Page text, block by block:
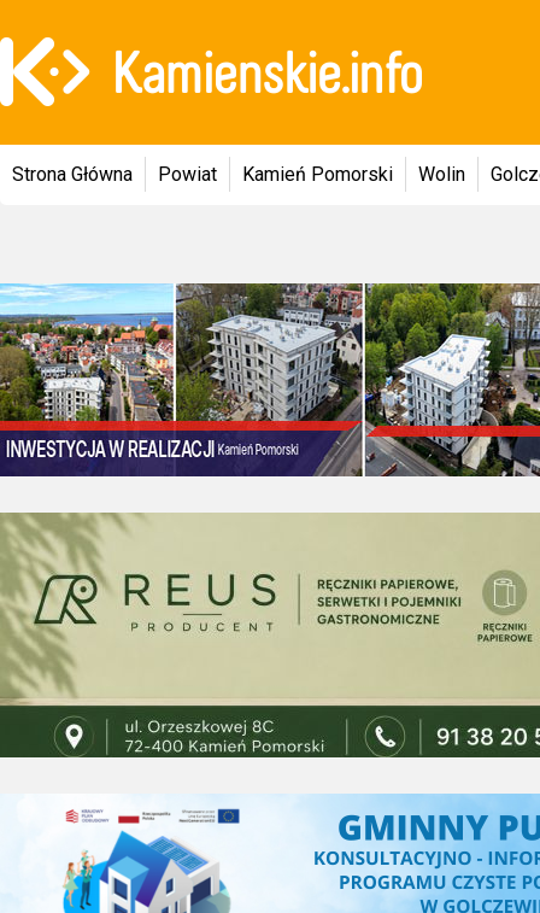
Strona Główna Powiat Kamień Pomorski Wolin